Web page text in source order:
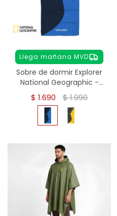
Llega mañana MVD
Sobre de dormir Explorer
National Geographic -
Azul
$ 1.690 $1.990